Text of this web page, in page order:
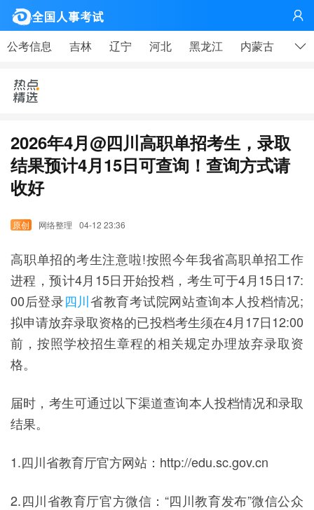

公考信息 吉林 辽宁 河北 黑龙江 内蒙古 山东
2026年4月@四川高职单招考生，录取
结果预计4月15日可查询！查询方式请
收好
网络整理 04-12 23:36
高职单招的考生注意啦!按照今年我省高职单招工作
进程，预计4月15日开始投档，考生可于4月15日17:
00后登录四川省教育考试院网站查询本人投档情况;
拟申请放弃录取资格的已投档考生须在4月17日12:00
前，按照学校招生章程的相关规定办理放弃录取资
格。
届时，考生可通过以下渠道查询本人投档情况和录取
结果。
1.四川省教育厅官方网站：http://edu.sc.gov.cn
2.四川省教育厅官方微信：“四川教育发布”微信公众